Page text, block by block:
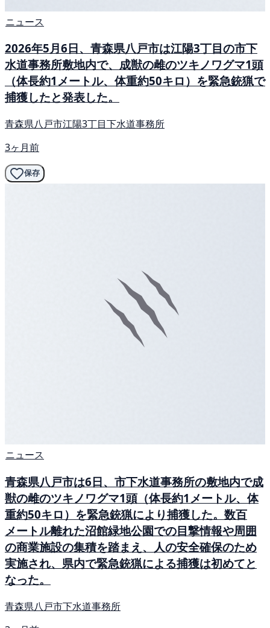
ニュース
2026年5月6日、青森県八戸市は江陽3丁目の市下
水道事務所敷地内で、成獣の雌のツキノワグマ1頭
（体長約1メートル、体重約50キロ）を緊急銃猟で
捕獲したと発表した。
青森県八戸市江陽3丁目下水道事務所
3ヶ月前
保存
ニュース
青森県八戸市は6日、市下水道事務所の敷地内で成
獣の雌のツキノワグマ1頭（体長約1メートル、体
重約50キロ）を緊急銃猟により捕獲した。数百
メートル離れた沼館緑地公園での目撃情報や周囲
の商業施設の集積を踏まえ、人の安全確保のため
実施され、県内で緊急銃猟による捕獲は初めてと
なった。
青森県八戸市下水道事務所